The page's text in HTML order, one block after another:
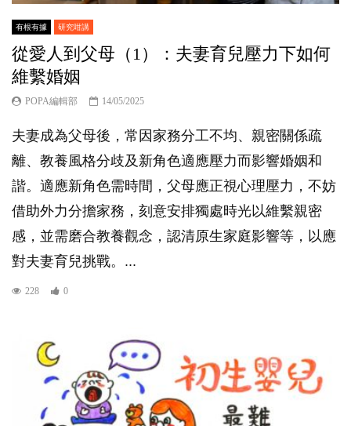
有根有據 研究咁講
從愛人到父母（1）：夫妻育兒壓力下如何
維繫婚姻
POPA編輯部 14/05/2025
夫妻成為父母後，常因家務分工不均、親密關係疏
離、教養風格分歧及新角色適應壓力而影響婚姻和
諧。適應新角色需時間，父母應正視心理壓力，不妨
借助外力分擔家務，刻意安排獨處時光以維繫親密
感，並需磨合教養觀念，認清原生家庭影響等，以應
對夫妻育兒挑戰。...
228 0